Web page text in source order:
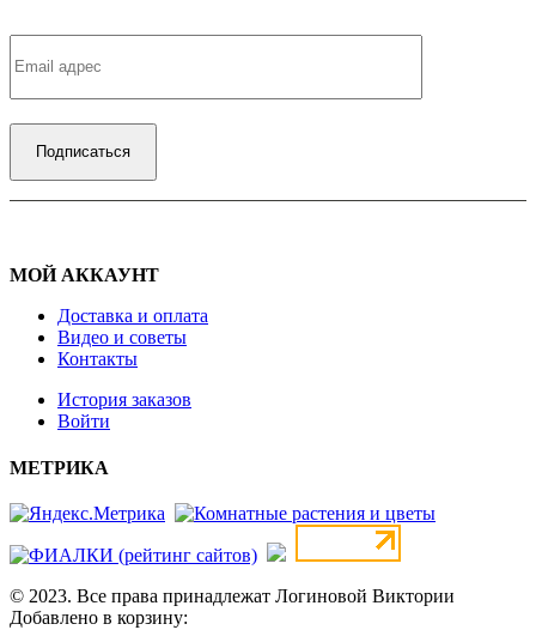
МОЙ АККАУНТ
Доставка и оплата
Видео и советы
Контакты
История заказов
Войти
МЕТРИКА
© 2023. Все права принадлежат Логиновой Виктории
Добавлено в корзину: